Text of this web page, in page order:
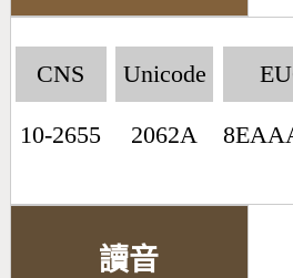
CNS
10-2655
Unicode
2062A
讀音